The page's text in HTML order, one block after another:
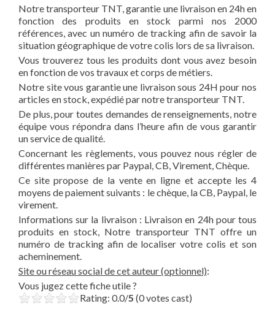
Notre transporteur TNT, garantie une livraison en 24h en
fonction des produits en stock parmi nos 2000
références, avec un numéro de tracking afin de savoir la
situation géographique de votre colis lors de sa livraison.
Vous trouverez tous les produits dont vous avez besoin
en fonction de vos travaux et corps de métiers.
Notre site vous garantie une livraison sous 24H pour nos
articles en stock, expédié par notre transporteur TNT.
De plus, pour toutes demandes de renseignements, notre
équipe vous répondra dans l’heure afin de vous garantir
un service de qualité.
Concernant les règlements, vous pouvez nous régler de
différentes manières par Paypal, CB, Virement, Chèque.
Ce site propose de la vente en ligne et accepte les 4
moyens de paiement suivants : le chèque, la CB, Paypal, le
virement.
Informations sur la livraison : Livraison en 24h pour tous
produits en stock, Notre transporteur TNT offre un
numéro de tracking afin de localiser votre colis et son
acheminement.
Site ou réseau social de cet auteur (optionnel):
Vous jugez cette fiche utile ?
Rating: 0.0/5 (0 votes cast)